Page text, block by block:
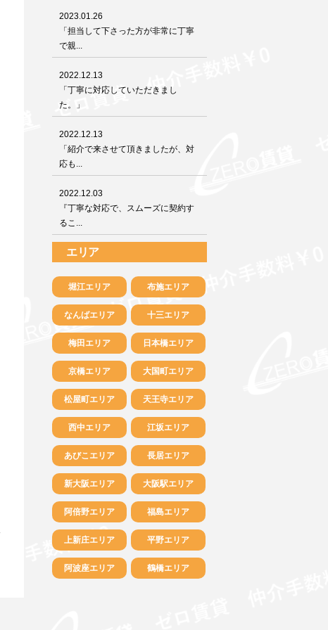
2023.01.26
「担当して下さった方が非常に丁寧
で親...
2022.12.13
「丁寧に対応していただきまし
た。」
2022.12.13
「紹介で来させて頂きましたが、対
応も...
2022.12.03
『丁寧な対応で、スムーズに契約す
るこ...
エリア
堀江エリア 布施エリア
なんばエリア 十三エリア
梅田エリア 日本橋エリア
京橋エリア 大国町エリア
松屋町エリア 天王寺エリア
西中エリア 江坂エリア
あびこエリア 長居エリア
新大阪エリア 大阪駅エリア
阿倍野エリア 福島エリア
上新庄エリア 平野エリア
阿波座エリア 鶴橋エリア